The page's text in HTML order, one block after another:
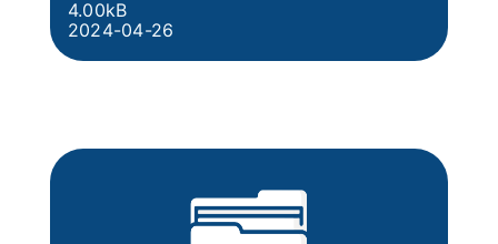
4.00kB
2024-04-26